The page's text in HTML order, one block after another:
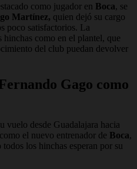
como jugador en Boca, se
Martínez, quien dejó su cargo
poco satisfactorios. La
hinchas como en el plantel, que
del club puedan devolver
Gago como
vuelo desde Guadalajara hacia
el nuevo entrenador de Boca,
los hinchas esperan por su